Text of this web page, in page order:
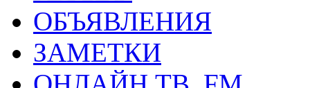
ОБЪЯВЛЕНИЯ
ЗАМЕТКИ